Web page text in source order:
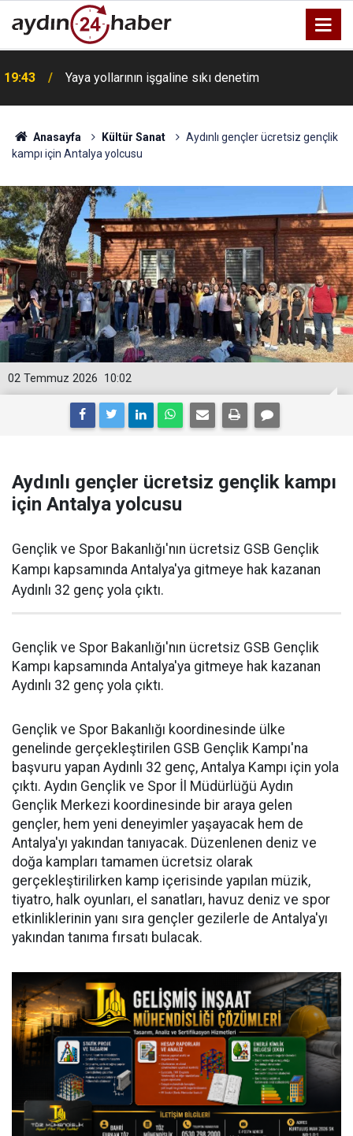
19:43 Yaya yollarının işgaline sıkı denetim
Anasayfa Kültür Sanat
Aydınlı gençler ücretsiz gençlik
kampı için Antalya yolcusu
10:02
02 Temmuz 2026
Aydınlı gençler ücretsiz gençlik kampı
için Antalya yolcusu
Gençlik ve Spor Bakanlığı'nın ücretsiz GSB Gençlik
Kampı kapsamında Antalya'ya gitmeye hak kazanan
Aydınlı 32 genç yola çıktı.
Gençlik ve Spor Bakanlığı'nın ücretsiz GSB Gençlik
Kampı kapsamında Antalya'ya gitmeye hak kazanan
Aydınlı 32 genç yola çıktı.
Gençlik ve Spor Bakanlığı koordinesinde ülke
genelinde gerçekleştirilen GSB Gençlik Kampı'na
başvuru yapan Aydınlı 32 genç, Antalya Kampı için yola
çıktı. Aydın Gençlik ve Spor İl Müdürlüğü Aydın
Gençlik Merkezi koordinesinde bir araya gelen
gençler, hem yeni deneyimler yaşayacak hem de
Antalya'yı yakından tanıyacak. Düzenlenen deniz ve
doğa kampları tamamen ücretsiz olarak
gerçekleştirilirken kamp içerisinde yapılan müzik,
tiyatro, halk oyunları, el sanatları, havuz deniz ve spor
etkinliklerinin yanı sıra gençler gezilerle de Antalya'yı
yakından tanıma fırsatı bulacak.